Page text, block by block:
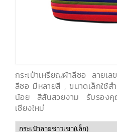
กระเป๋าเหรียญผ้าลีซอ ลายเ
ลีซอ มีหลายสี , ขนาดเล็กใช้ส
น้อย สีสันสวยงาม รับรอ
เชียงใหม่